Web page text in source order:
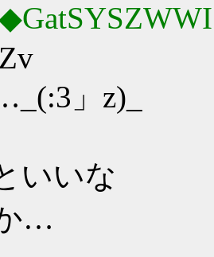
」z)_
いいな
…